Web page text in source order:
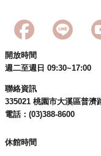
活
動
研
學
習
源
開放時間
週二至週日 09:30~17:00
聯絡資訊
335021 桃園市大溪區普濟
電話：(03)388-8600
休館時間